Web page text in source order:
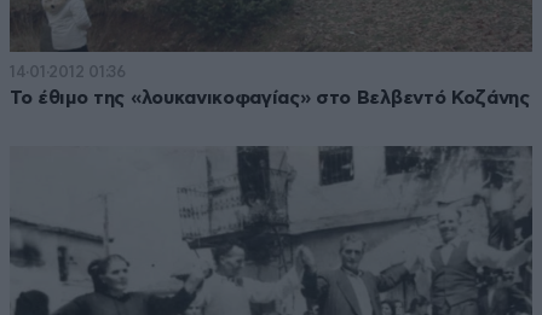
14·01·2012 01:36
Το έθιμο της «λουκανικοφαγίας» στο Βελβεντό Κοζάνης